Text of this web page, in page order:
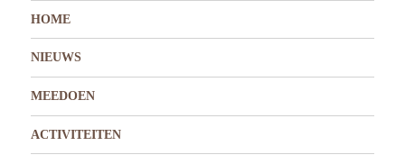
HOME
NIEUWS
MEEDOEN
ACTIVITEITEN